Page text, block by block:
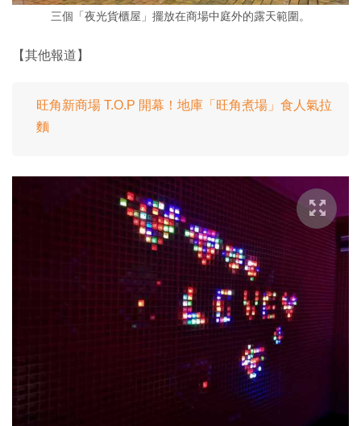
三個「夜光貨櫃屋」擺放在商場中庭外的露天範圍。
【其他報道】
旺角新商場 T.O.P 開幕！地庫「旺角煮場」食人氣拉
麵